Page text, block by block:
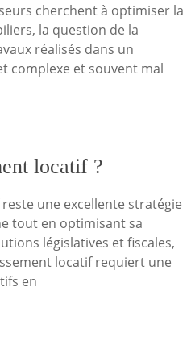
cherchent à optimiser la
la question de la
réalisés dans un
complexe et souvent mal
locatif ?
une excellente stratégie
tout en optimisant sa
législatives et fiscales,
locatif requiert une
en